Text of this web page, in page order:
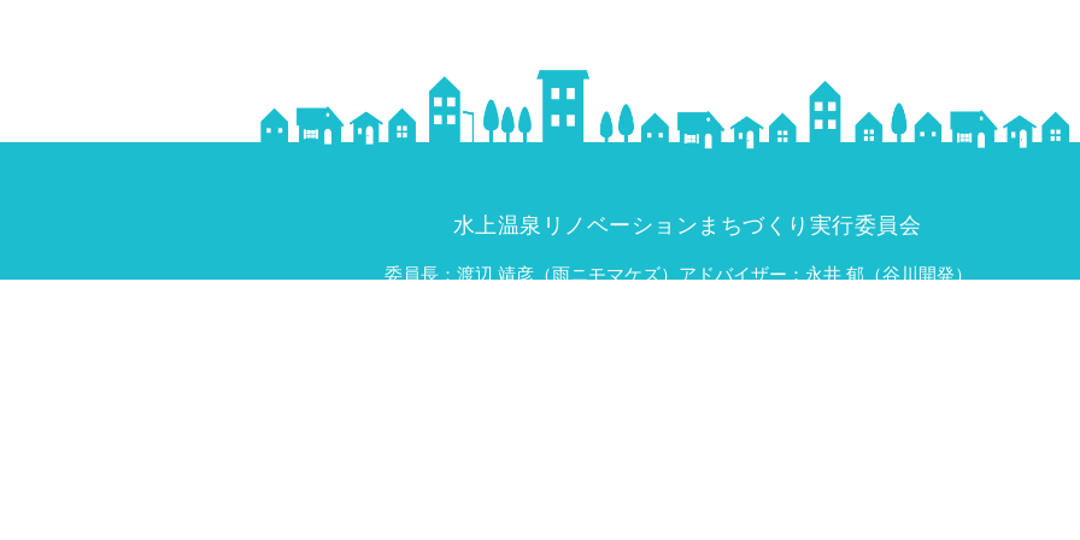
水上温泉リノベーションまちづくり実行委員会
委員長：渡辺 靖彦（雨ニモマケズ）アドバイザー：永井 郁（谷川開発）